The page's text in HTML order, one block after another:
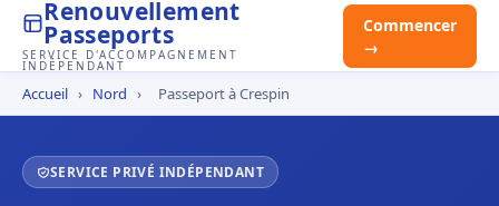
Renouvellement
Passeports
SERVICE D'ACCOMPAGNEMENT
INDÉPENDANT
Commencer
→
Accueil › Nord › Passeport à Crespin
SERVICE PRIVÉ INDÉPENDANT